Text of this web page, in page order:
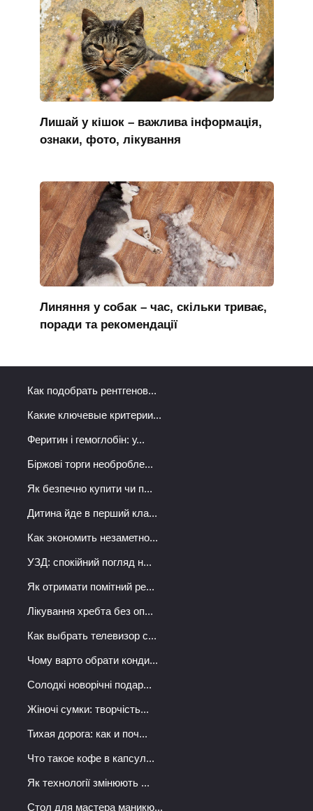
Лишай у кішок – важлива інформація,
ознаки, фото, лікування
Линяння у собак – час, скільки триває,
поради та рекомендації
Как подобрать рентгенов...
Какие ключевые критерии...
Феритин і гемоглобін: у...
Біржові торги необробле...
Як безпечно купити чи п...
Дитина йде в перший кла...
Как экономить незаметно...
УЗД: спокійний погляд н...
Як отримати помітний ре...
Лікування хребта без оп...
Как выбрать телевизор с...
Чому варто обрати конди...
Солодкі новорічні подар...
Жіночі сумки: творчість...
Тихая дорога: как и поч...
Что такое кофе в капсул...
Як технології змінюють ...
Стол для мастера маникю...